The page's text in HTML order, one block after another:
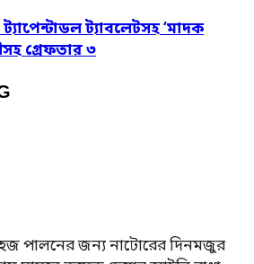
ট্যাবলেটসহ ‘মাদক
গ্রেফতার ৩
হজ পালনের জন্য নাটোরের দিনমজুর